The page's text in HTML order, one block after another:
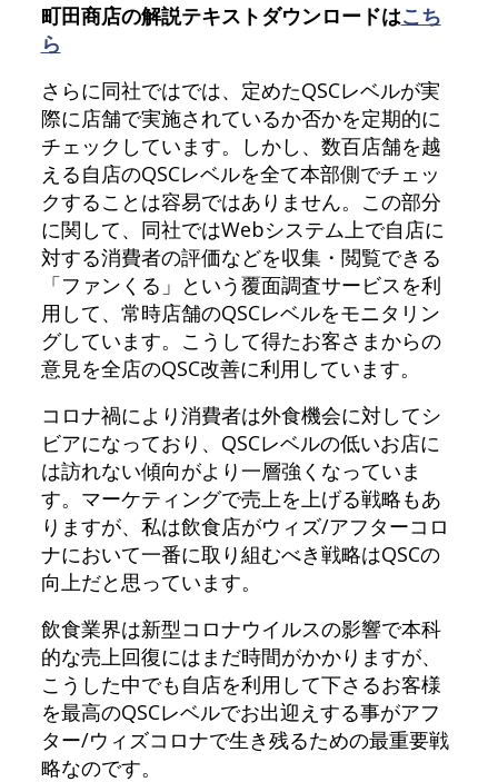
町田商店の解説テキストダウンロードはこち
ら
さらに同社ではでは、定めたQSCレベルが実
際に店舗で実施されているか否かを定期的に
チェックしています。しかし、数百店舗を越
える自店のQSCレベルを全て本部側でチェッ
クすることは容易ではありません。この部分
に関して、同社ではWebシステム上で自店に
対する消費者の評価などを収集・閲覧できる
「ファンくる」という覆面調査サービスを利
用して、常時店舗のQSCレベルをモニタリン
グしています。こうして得たお客さまからの
意見を全店のQSC改善に利用しています。
コロナ禍により消費者は外食機会に対してシ
ビアになっており、QSCレベルの低いお店に
は訪れない傾向がより一層強くなっていま
す。マーケティングで売上を上げる戦略もあ
りますが、私は飲食店がウィズ/アフターコロ
ナにおいて一番に取り組むべき戦略はQSCの
向上だと思っています。
飲食業界は新型コロナウイルスの影響で本科
的な売上回復にはまだ時間がかかりますが、
こうした中でも自店を利用して下さるお客様
を最高のQSCレベルでお出迎えする事がアフ
ター/ウィズコロナで生き残るための最重要戦
略なのです。